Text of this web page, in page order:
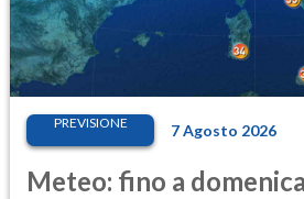
PREVISIONE 7 Agosto 2026
Meteo: fino a